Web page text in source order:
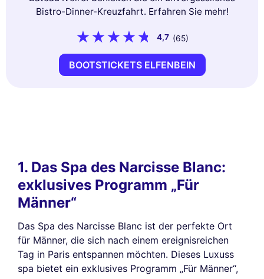
Bistro-Dinner-Kreuzfahrt. Erfahren Sie mehr!
4,7 (65)
BOOTSTICKETS ELFENBEIN
1. Das Spa des Narcisse Blanc:
exklusives Programm „Für
Männer“
Das Spa des Narcisse Blanc ist der perfekte Ort
für Männer, die sich nach einem ereignisreichen
Tag in Paris entspannen möchten. Dieses Luxuss
spa bietet ein exklusives Programm „Für Männer“,